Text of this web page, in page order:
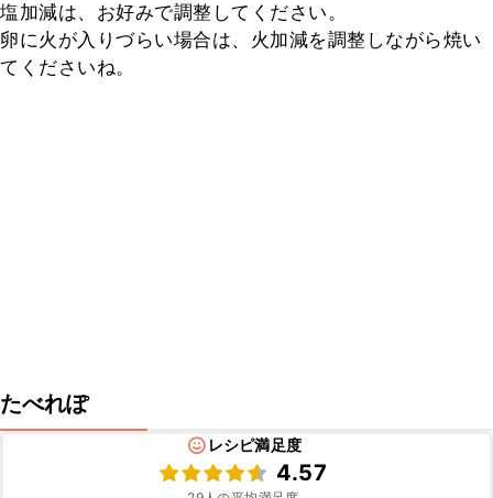
塩加減は、お好みで調整してください。
卵に火が入りづらい場合は、火加減を調整しながら焼い
てくださいね。
たべれぽ
レシピ満足度
4.57